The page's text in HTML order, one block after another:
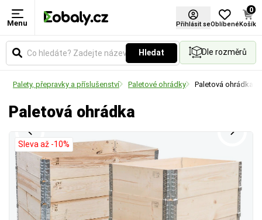
Menu Přihlásit seOblíbené
0
Košík
Hledat Dle rozměrů
Palety, přepravky a příslušenství Paletové ohrádky Paletová ohrádka
Paletová ohrádka
Sleva až -10%
Rozměry
Udává vnější půdorysné rozměry palety v
nebo kontejnerový), což je klíčové pro plánování
ložné plochy a přepravu.